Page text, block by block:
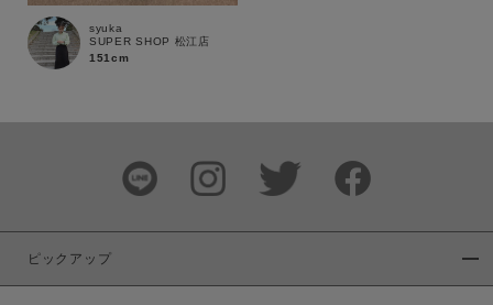
この条件で絞り込む
syuka
SUPER SHOP 松江店
151cm
ピックアップ